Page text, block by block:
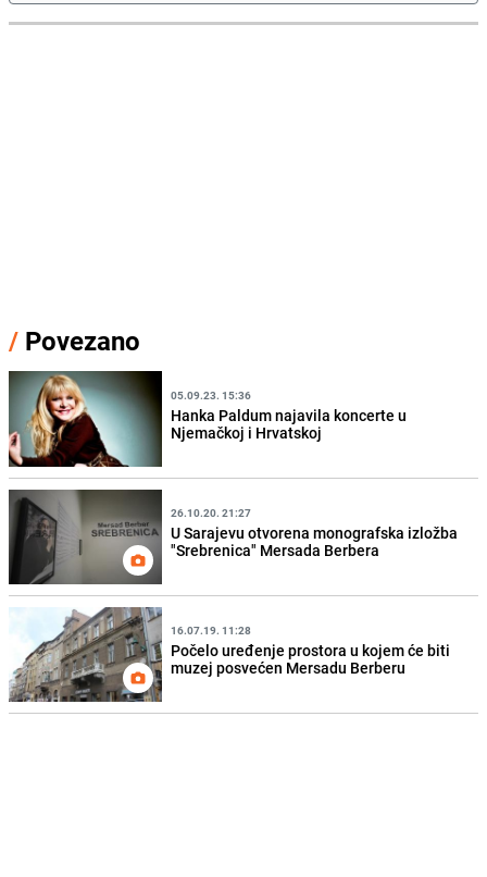
/ Povezano
05.09.23. 15:36
Hanka Paldum najavila koncerte u
Njemačkoj i Hrvatskoj
26.10.20. 21:27
U Sarajevu otvorena monografska izložba
"Srebrenica" Mersada Berbera
16.07.19. 11:28
Počelo uređenje prostora u kojem će biti
muzej posvećen Mersadu Berberu